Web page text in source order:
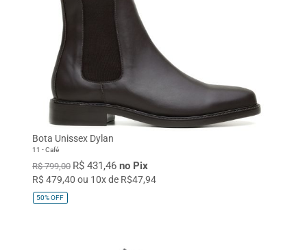
Bota Unissex Dylan
11 - Café
R$ 799,00 R$ 431,46 no Pix
R$ 479,40 ou 10x de R$47,94
50%OFF